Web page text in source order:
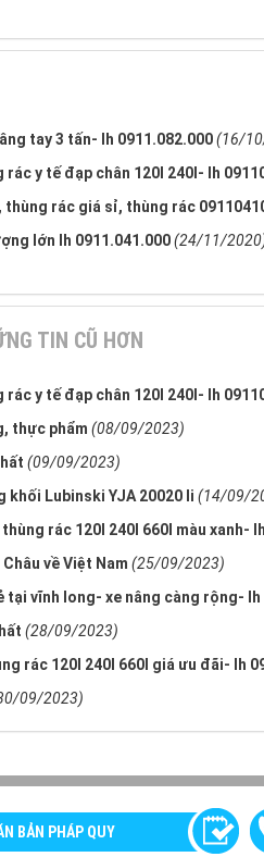
tay 3 tấn- lh 0911.082.000(16/
y tế đạp chân 120l 240l- lh
rác giá sỉ, thùng rác
lớn lh 0911.041.000(24/11/
TIN CŨ HƠN
y tế đạp chân 120l 240l- lh
thực phẩm (08/09/2023)
(09/09/2023)
khối Lubinski YJA 20020 li (14/09/
rác 120l 240l 660l màu xanh-
về Việt Nam (25/09/2023)
tại vĩnh long- xe nâng càng rộng- lh
(28/09/2023)
rác 120l 240l 660l giá ưu đãi- lh
09/2023)
BẢN PHÁP QUY